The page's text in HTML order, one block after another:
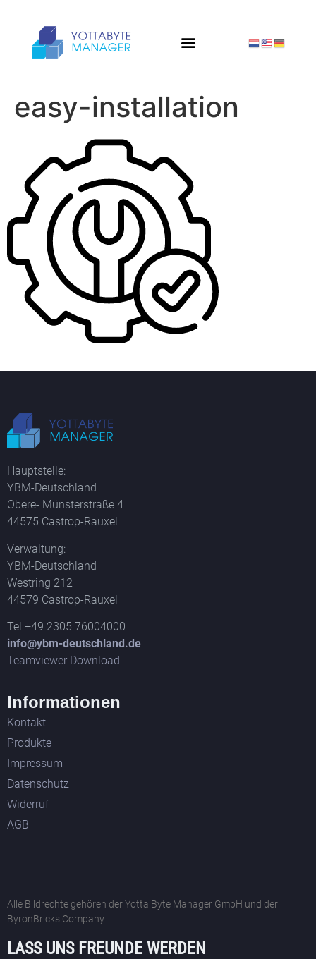
easy-installation
Hauptstelle:
YBM-Deutschland
Obere- Münsterstraße 4
44575 Castrop-Rauxel
Verwaltung:
YBM-Deutschland
Westring 212
44579 Castrop-Rauxel
Tel +49 2305 76004000
info@ybm-deutschland.de
Teamviewer Download
Informationen
Kontakt
Produkte
Impressum
Datenschutz
Widerruf
AGB
Alle Bildrechte gehören der Yotta Byte Manager GmbH und der
ByronBricks Company
LASS UNS FREUNDE WERDEN